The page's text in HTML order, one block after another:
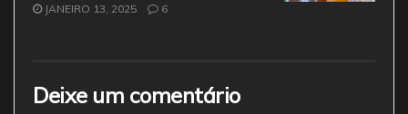
JANEIRO 13, 2025 6
Deixe um comentário